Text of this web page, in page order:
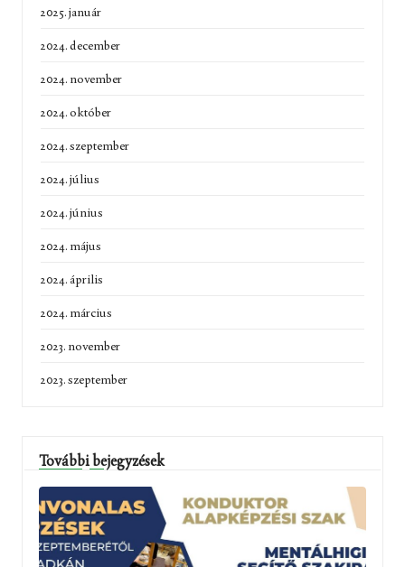
2025. január
2024. december
2024. november
2024. október
2024. szeptember
2024. július
2024. június
2024. május
2024. április
2024. március
2023. november
2023. szeptember
További bejegyzések